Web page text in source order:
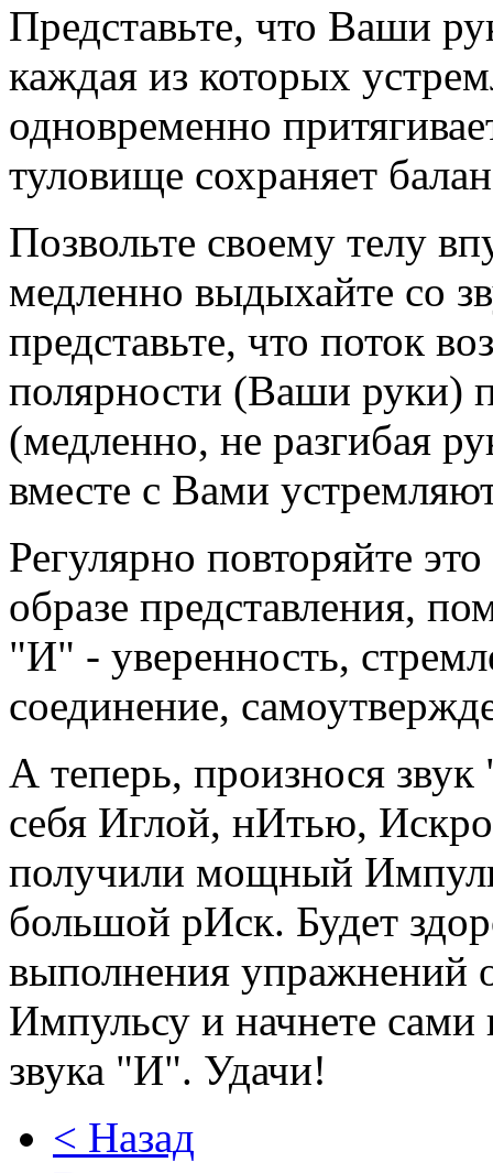
Представьте, что Ваши
каждая из которых
одновременно
туловище сохраняет
Позвольте своему телу
медленно выдыхайте со
представьте, что поток
полярности (Ваши руки)
(медленно, не разгибая
вместе с Вами
Регулярно повторяйте
образе представления,
"И" - уверенность,
соединение,
А теперь, произнося
себя Иглой, нИтью,
получили мощный
большой рИск. Будет
выполнения упражнений
Импульсу и начнете
звука "И". Удачи!
< Назад